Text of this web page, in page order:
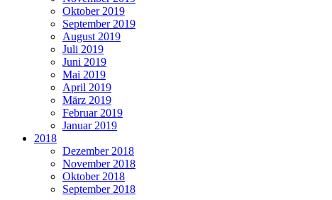
Oktober 2019
September 2019
August 2019
Juli 2019
Juni 2019
Mai 2019
April 2019
März 2019
Februar 2019
Januar 2019
2018
Dezember 2018
November 2018
Oktober 2018
September 2018